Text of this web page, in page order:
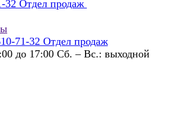
32 Отдел продаж
71-32 Отдел продаж
до 17:00 Сб. – Вс.: выходной